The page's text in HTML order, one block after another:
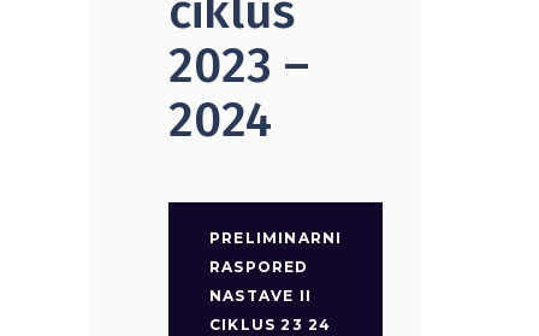
ciklus
2023 –
2024
PRELIMINARNI
RASPORED
NASTAVE II
CIKLUS 23 24